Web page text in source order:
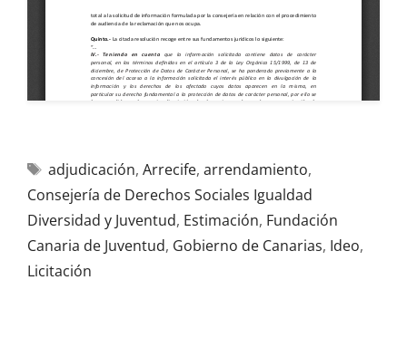
adjudicación, Arrecife, arrendamiento,
Consejería de Derechos Sociales Igualdad
Diversidad y Juventud, Estimación, Fundación
Canaria de Juventud, Gobierno de Canarias, Ideo,
Licitación